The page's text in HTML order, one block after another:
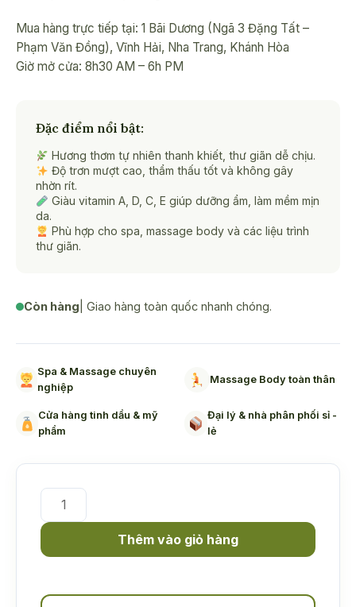
Mua hàng trực tiếp tại: 1 Bãi Dương (Ngã 3 Đặng Tất –
Phạm Văn Đồng), Vĩnh Hải, Nha Trang, Khánh Hòa
Giờ mở cửa: 8h30 AM – 6h PM
Đặc điểm nổi bật:
Hương thơm tự nhiên thanh khiết, thư giãn dễ chịu.
Độ trơn mượt cao, thẩm thấu tốt và không gây
nhờn rít.
Giàu vitamin A, D, C, E giúp dưỡng ẩm, làm mềm mịn
da.
Phù hợp cho spa, massage body và các liệu trình
thư giãn.
Còn hàng | Giao hàng toàn quốc nhanh chóng.
Spa & Massage chuyên
nghiệp
Massage Body toàn thân
Cửa hàng tinh dầu & mỹ
phẩm
Đại lý & nhà phân phối sỉ -
lẻ
Chai
Châm
Hoa
ACENA
Thêm vào giỏ hàng